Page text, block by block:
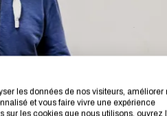
Nous avons
Adresse email
J'autorise le site
CAPTCHA
les données de nos visiteurs, améliorer
et vous faire vivre une expérience
sur les cookies que nous utilisons, ouvrez